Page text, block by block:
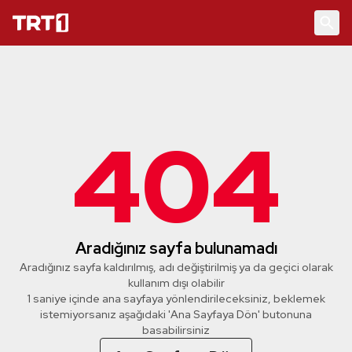
404
Aradığınız sayfa bulunamadı
Aradığınız sayfa kaldırılmış, adı değiştirilmiş ya da geçici olarak
kullanım dışı olabilir
1 saniye içinde ana sayfaya yönlendirileceksiniz, beklemek
istemiyorsanız aşağıdaki 'Ana Sayfaya Dön' butonuna
basabilirsiniz